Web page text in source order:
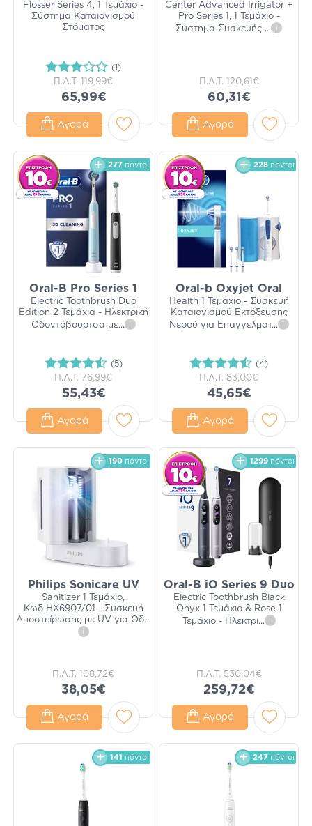
Flosser Series 4, 1 Τεμάχιο -
Σύστημα Καταιονισμού
Στόματος
(1)
Π.Λ.Τ. 119,99€
65,99€
Αγορά
Center Advanced Irrigator +
Pro Series 1, 1 Τεμάχιο -
Σύστημα Συσκευής ... i
Π.Λ.Τ. 120,61€
60,31€
Αγορά
277 πόντοι
Oral-B Pro Series 1
Electric Toothbrush Duo
Edition 2 Τεμάχια - Ηλεκτρική
Οδοντόβουρτσα με... i
(5)
Π.Λ.Τ. 76,99€
55,43€
Αγορά
228 πόντοι
Oral-b Oxyjet Oral
Health 1 Τεμάχιο - Συσκευή
Καταιονισμού Εκτόξευσης
Νερού για Επαγγελματ... i
(4)
Π.Λ.Τ. 83,00€
45,65€
Αγορά
190 πόντοι
Philips Sonicare UV
Sanitizer 1 Τεμάχιο,
Κωδ HX6907/01 - Συσκευή
Αποστείρωσης με UV για Οδ...
i
Π.Λ.Τ. 108,72€
38,05€
Αγορά
1299 πόντοι
Oral-B iO Series 9 Duo
Electric Toothbrush Black
Onyx 1 Τεμάχιο & Rose 1
Τεμάχιο - Ηλεκτρι... i
Π.Λ.Τ. 530,04€
259,72€
Αγορά
141 πόντοι 247 πόντοι